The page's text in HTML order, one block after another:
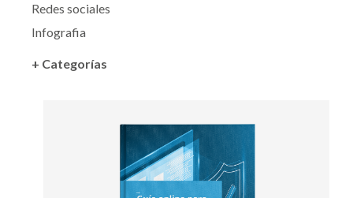
Redes sociales
Infografia
+ Categorías